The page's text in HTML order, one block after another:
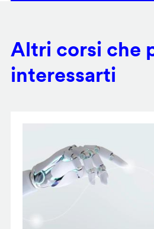
Altri corsi che
interessarti